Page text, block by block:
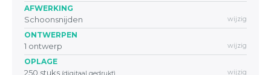
AFWERKING
Schoonsnijden wijzig
ONTWERPEN
1 ontwerp wijzig
OPLAGE
250 stuks (digitaal gedrukt) wijzig